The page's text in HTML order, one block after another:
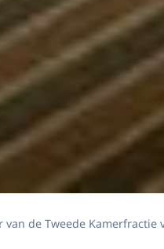
de Tweede Kamerfractie